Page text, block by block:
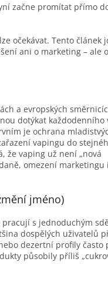
začne promítat přímo
očekávat. Tento článek
ani o marketing – ale o
a evropských
dotýkat každodenního
je ochrana
vapingu do
že vaping už není „nová
omezení marketingu i
jméno)
s jednoduchým
dospělých uživatelů
dezertní profily často
působily příliš